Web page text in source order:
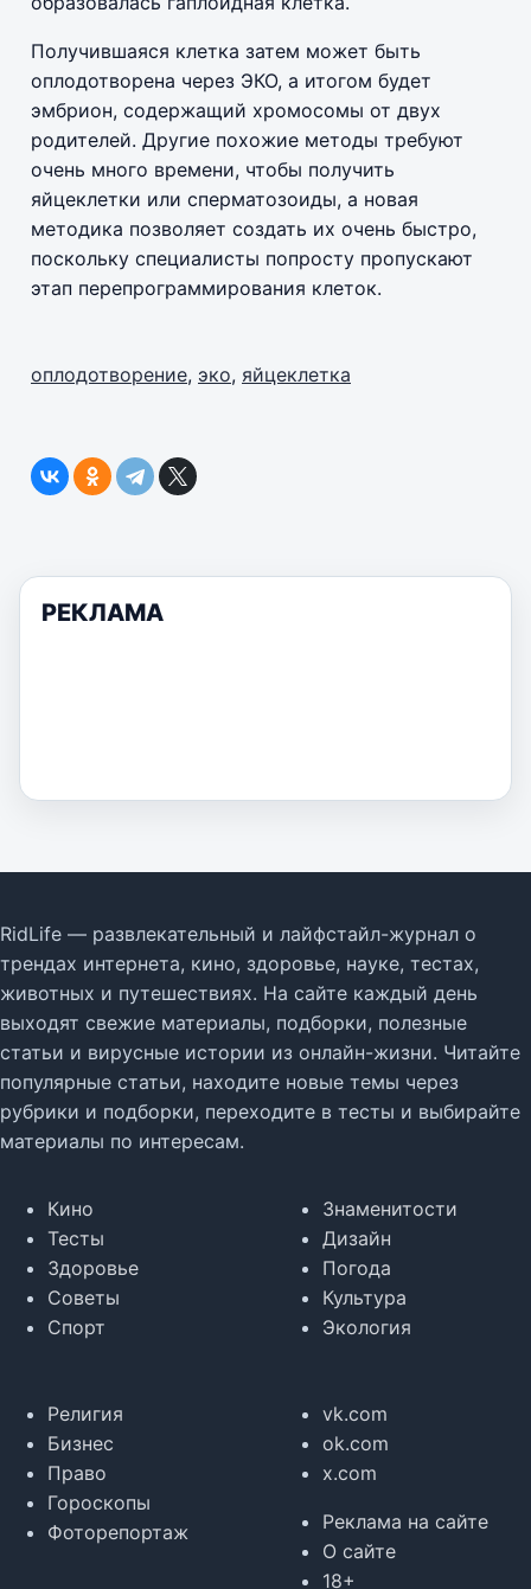
Получившаяся клетка затем может быть
оплодотворена через ЭКО, а итогом будет
эмбрион, содержащий хромосомы от двух
родителей. Другие похожие методы требуют
очень много времени, чтобы получить
яйцеклетки или сперматозоиды, а новая
методика позволяет создать их очень быстро,
поскольку специалисты попросту пропускают
этап перепрограммирования клеток.
оплодотворение, эко, яйцеклетка
РЕКЛАМА
RidLife — развлекательный и лайфстайл-журнал о
трендах интернета, кино, здоровье, науке, тестах,
животных и путешествиях. На сайте каждый день
выходят свежие материалы, подборки, полезные
статьи и вирусные истории из онлайн-жизни. Читайте
популярные статьи, находите новые темы через
рубрики и подборки, переходите в тесты и выбирайте
материалы по интересам.
Кино
Тесты
Здоровье
Советы
Спорт
Знаменитости
Дизайн
Погода
Культура
Экология
Религия
Бизнес
Право
Гороскопы
Фоторепортаж
vk.com
ok.com
x.com
Реклама на сайте
О сайте
18+